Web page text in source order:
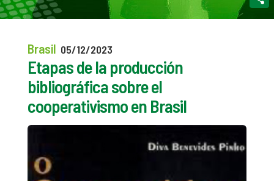
Brasil 05/12/2023
Etapas de la producción
bibliográfica sobre el
cooperativismo en Brasil